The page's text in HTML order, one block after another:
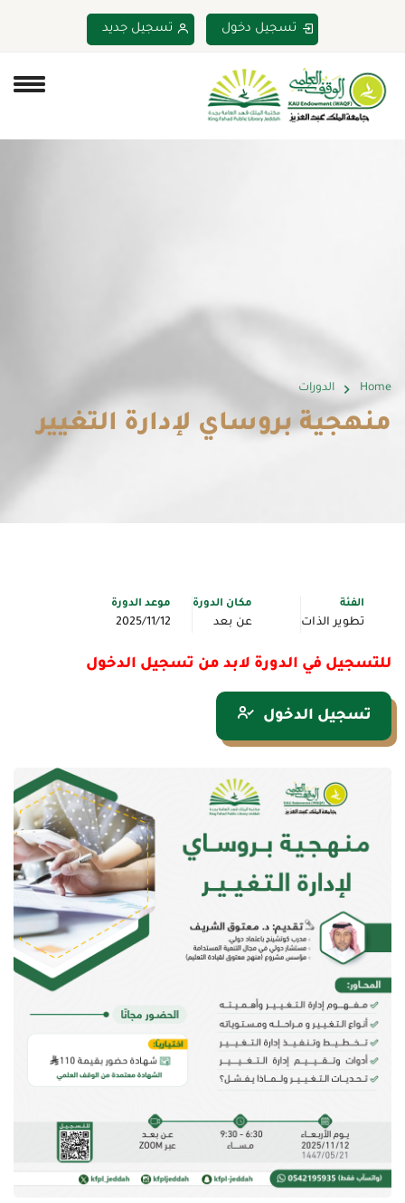
تسجيل دخول تسجيل جديد
Home الدورات
منهجية بروساي لإدارة التغيير
الفئة
تطوير الذات
مكان الدورة
عن بعد
موعد الدورة
2025/11/12
للتسجيل في الدورة لابد من تسجيل الدخول
تسجيل الدخول